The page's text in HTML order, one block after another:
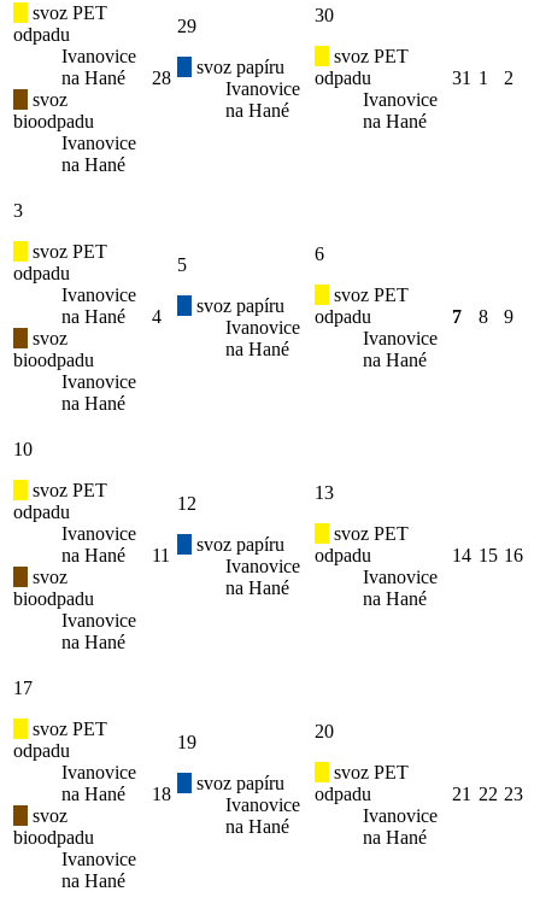
svoz PET
odpadu
Ivanovice
na Hané
svoz
bioodpadu
Ivanovice
na Hané
28
29
svoz papíru
Ivanovice
na Hané
30
svoz PET
odpadu
Ivanovice
na Hané
31 1 2
3
svoz PET
odpadu
Ivanovice
na Hané
svoz
bioodpadu
Ivanovice
na Hané
4
5
svoz papíru
Ivanovice
na Hané
6
svoz PET
odpadu
Ivanovice
na Hané
7 8 9
10
svoz PET
odpadu
Ivanovice
na Hané
svoz
bioodpadu
Ivanovice
na Hané
11
12
svoz papíru
Ivanovice
na Hané
13
svoz PET
odpadu
Ivanovice
na Hané
14 15 16
17
svoz PET
odpadu
Ivanovice
na Hané
svoz
bioodpadu
Ivanovice
na Hané
18
19
svoz papíru
Ivanovice
na Hané
20
svoz PET
odpadu
Ivanovice
na Hané
21 22 23